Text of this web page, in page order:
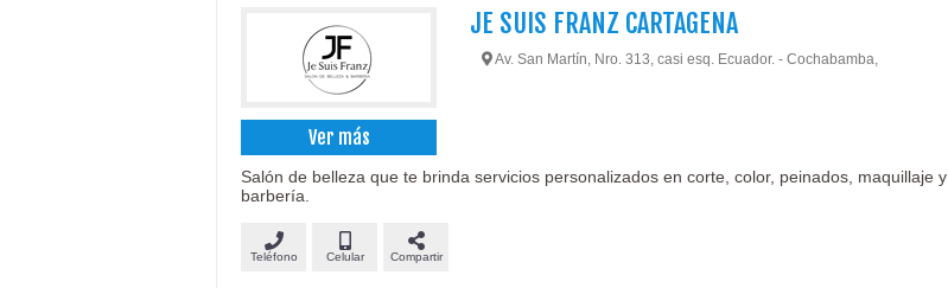
Ver más
JE SUIS FRANZ CARTAGENA
Av. San Martín, Nro. 313, casi esq. Ecuador. - Cochabamba,
Salón de belleza que te brinda servicios personalizados en corte, color, peinados, maquillaje y
barbería.
Teléfono Celular Compartir